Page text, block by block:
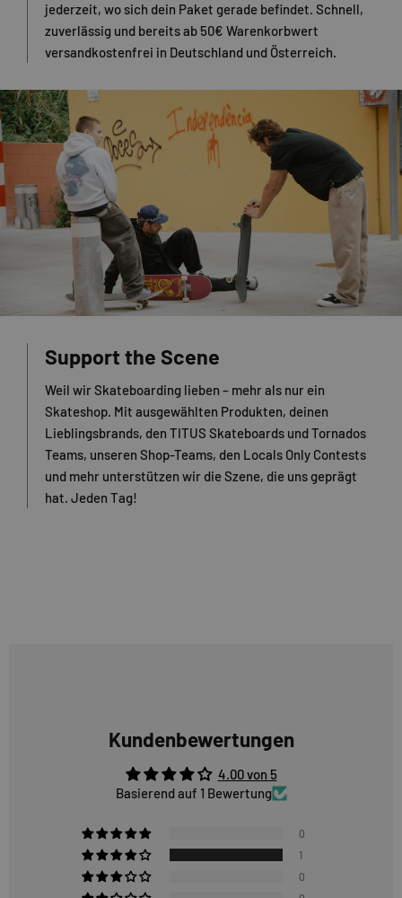
jederzeit, wo sich dein Paket gerade befindet. Schnell,
zuverlässig und bereits ab 50€ Warenkorbwert
versandkostenfrei in Deutschland und Österreich.
Support the Scene
Weil wir Skateboarding lieben – mehr als nur ein
Skateshop. Mit ausgewählten Produkten, deinen
Lieblingsbrands, den TITUS Skateboards und Tornados
Teams, unseren Shop-Teams, den Locals Only Contests
und mehr unterstützen wir die Szene, die uns geprägt
hat. Jeden Tag!
Kundenbewertungen
4.00 von 5
Basierend auf 1 Bewertung
0
1
0